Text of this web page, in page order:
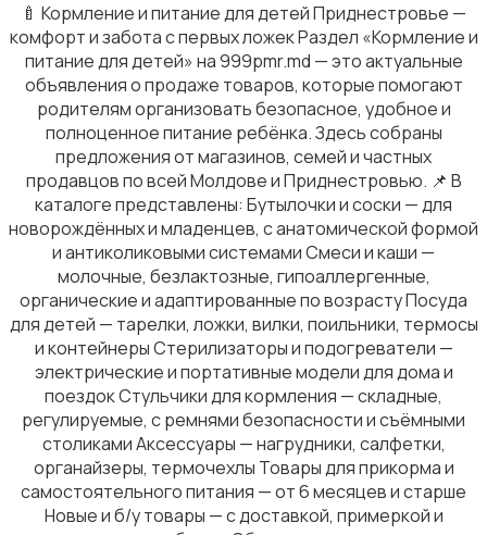
Товары для мам
Товары для учебы29
Другое
🍼 Кормление и питание для детей Приднестровье —
комфорт и забота с первых ложек Раздел «Кормление и
питание для детей» на 999pmr.md — это актуальные
объявления о продаже товаров, которые помогают
родителям организовать безопасное, удобное и
полноценное питание ребёнка. Здесь собраны
предложения от магазинов, семей и частных
продавцов по всей Молдове и Приднестровью. 📌 В
каталоге представлены: Бутылочки и соски — для
новорождённых и младенцев, с анатомической формой
и антиколиковыми системами Смеси и каши —
молочные, безлактозные, гипоаллергенные,
органические и адаптированные по возрасту Посуда
для детей — тарелки, ложки, вилки, поильники, термосы
и контейнеры Стерилизаторы и подогреватели —
электрические и портативные модели для дома и
поездок Стульчики для кормления — складные,
регулируемые, с ремнями безопасности и съёмными
столиками Аксессуары — нагрудники, салфетки,
органайзеры, термочехлы Товары для прикорма и
самостоятельного питания — от 6 месяцев и старше
Новые и б/у товары — с доставкой, примеркой и